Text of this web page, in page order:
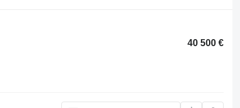
40 500 €